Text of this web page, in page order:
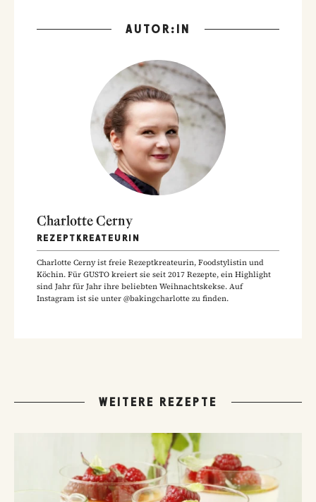
AUTOR:IN
Charlotte Cerny
REZEPTKREATEURIN
Charlotte Cerny ist freie Rezeptkreateurin, Foodstylistin und
Köchin. Für GUSTO kreiert sie seit 2017 Rezepte, ein Highlight
sind Jahr für Jahr ihre beliebten Weihnachtskekse. Auf
Instagram ist sie unter @bakingcharlotte zu finden.
WEITERE REZEPTE